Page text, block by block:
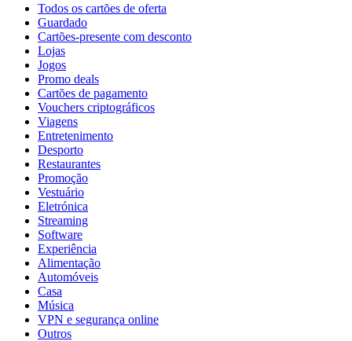
Todos os cartões de oferta
Guardado
Cartões-presente com desconto
Lojas
Jogos
Promo deals
Cartões de pagamento
Vouchers criptográficos
Viagens
Entretenimento
Desporto
Restaurantes
Promoção
Vestuário
Eletrónica
Streaming
Software
Experiência
Alimentação
Automóveis
Casa
Música
VPN e segurança online
Outros